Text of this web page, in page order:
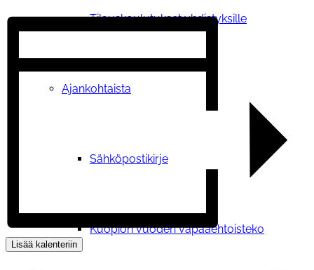
Tilauskoulutukset yhdistyksille
Ajankohtaista
Sähköpostikirje
Kuopion vuoden vapaaehtoisteko
Lisää kalenteriin